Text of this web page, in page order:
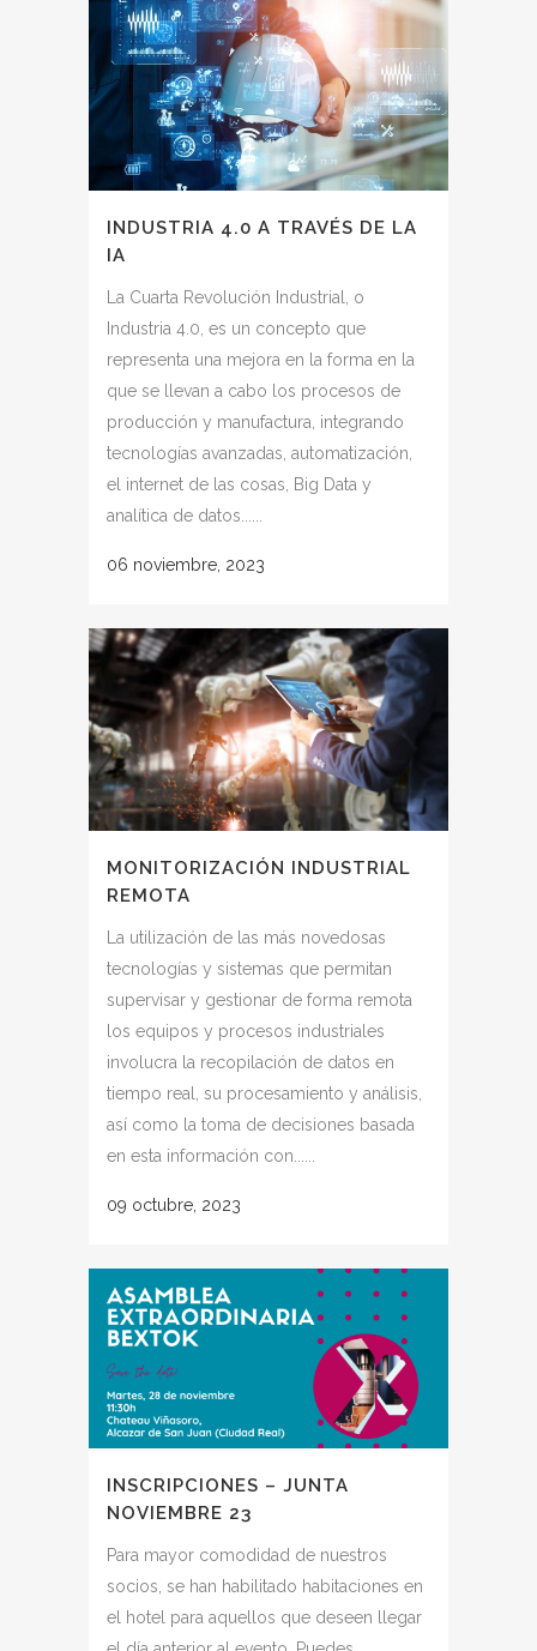
INDUSTRIA 4.0 A TRAVÉS DE LA
IA
La Cuarta Revolución Industrial, o
Industria 4.0, es un concepto que
representa una mejora en la forma en la
que se llevan a cabo los procesos de
producción y manufactura, integrando
tecnologías avanzadas, automatización,
el internet de las cosas, Big Data y
analítica de datos......
06 noviembre, 2023
MONITORIZACIÓN INDUSTRIAL
REMOTA
La utilización de las más novedosas
tecnologías y sistemas que permitan
supervisar y gestionar de forma remota
los equipos y procesos industriales
involucra la recopilación de datos en
tiempo real, su procesamiento y análisis,
así como la toma de decisiones basada
en esta información con......
09 octubre, 2023
INSCRIPCIONES – JUNTA
NOVIEMBRE 23
Para mayor comodidad de nuestros
socios, se han habilitado habitaciones en
el hotel para aquellos que deseen llegar